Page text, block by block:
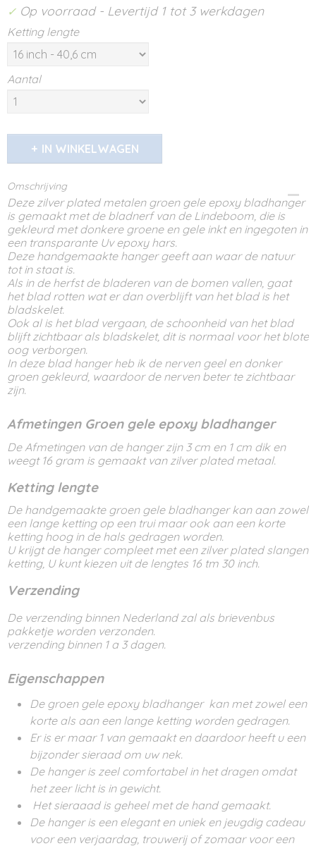
✓ Op voorraad - Levertijd 1 tot 3 werkdagen
Ketting lengte
Aantal
IN WINKELWAGEN
Omschrijving
Deze zilver plated metalen groen gele epoxy bladhanger
is gemaakt met de bladnerf van de Lindeboom, die is
gekleurd met donkere groene en gele inkt en ingegoten in
een transparante Uv epoxy hars.
Deze handgemaakte hanger geeft aan waar de natuur
tot in staat is.
Als in de herfst de bladeren van de bomen vallen, gaat
het blad rotten wat er dan overblijft van het blad is het
bladskelet.
Ook al is het blad vergaan, de schoonheid van het blad
blijft zichtbaar als bladskelet, dit is normaal voor het blote
oog verborgen.
In deze blad hanger heb ik de nerven geel en donker
groen gekleurd, waardoor de nerven beter te zichtbaar
zijn.
Afmetingen Groen gele epoxy bladhanger
De Afmetingen van de hanger zijn 3 cm en 1 cm dik en
weegt 16 gram is gemaakt van zilver plated metaal.
Ketting lengte
De handgemaakte groen gele bladhanger kan aan zowel
een lange ketting op een trui maar ook aan een korte
ketting hoog in de hals gedragen worden.
U krijgt de hanger compleet met een zilver plated slangen
ketting, U kunt kiezen uit de lengtes 16 tm 30 inch.
Verzending
De verzending binnen Nederland zal als brievenbus
pakketje worden verzonden.
verzending binnen 1 a 3 dagen.
Eigenschappen
De groen gele epoxy bladhanger kan met zowel een
korte als aan een lange ketting worden gedragen.
Er is er maar 1 van gemaakt en daardoor heeft u een
bijzonder sieraad om uw nek.
De hanger is zeel comfortabel in het dragen omdat
het zeer licht is in gewicht.
Het sieraaad is geheel met de hand gemaakt.
De hanger is een elegant en uniek en jeugdig cadeau
voor een verjaardag, trouwerij of zomaar voor een